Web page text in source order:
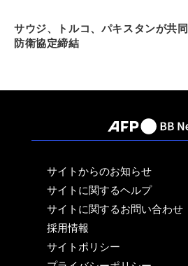
サウジ、トルコ、パキスタンが共同
防衛協定締結
サイトからのお知らせ
サイトに関するヘルプ
サイトに関するお問い合わせ
採用情報
サイトポリシー